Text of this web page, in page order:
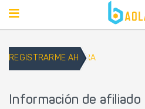
REGISTRARME AHORA
Información de afiliado